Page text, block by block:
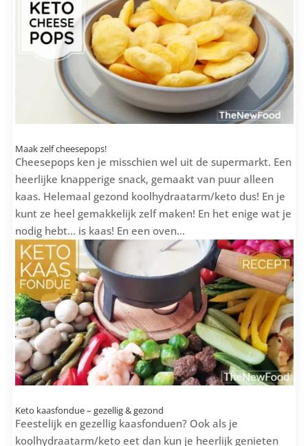
Maak zelf cheesepops!
Cheesepops ken je misschien wel uit de supermarkt. Een
heerlijke knapperige snack, gemaakt van puur alleen
kaas. Helemaal gezond koolhydraatarm/keto dus! En je
kunt ze heel gemakkelijk zelf maken! En het enige wat je
nodig hebt... is kaas! En een oven...
Keto kaasfondue – gezellig & gezond
Feestelijk en gezellig kaasfonduen? Ook als je
koolhydraatarm/keto eet dan kun je heerlijk genieten